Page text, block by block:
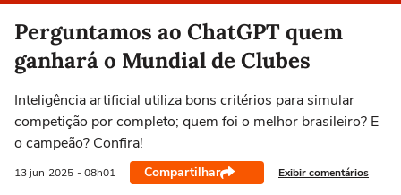
Selecione o time para ver as notícias
Perguntamos ao ChatGPT quem
ganhará o Mundial de Clubes
Inteligência artificial utiliza bons critérios para simular
competição por completo; quem foi o melhor brasileiro? E
o campeão? Confira!
13 jun 2025 - 08h01 Compartilhar Exibir comentários